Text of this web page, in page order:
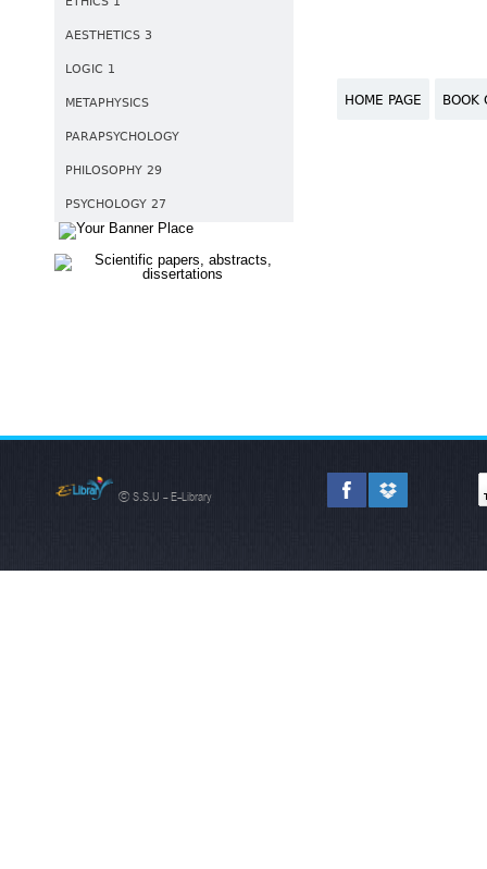
AESTHETICS 3
LOGIC 1
METAPHYSICS
PARAPSYCHOLOGY
PHILOSOPHY 29
PSYCHOLOGY 27
HOME PAGE BOOK
© S.S.U - E-Library